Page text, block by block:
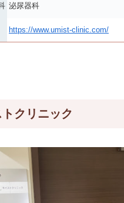
泌尿器科
https://www.umist-clinic.com/
クリニック